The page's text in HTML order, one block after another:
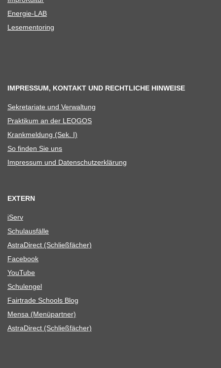
Ener­­gie-LAB
Lese­men­to­ring
IMPRESSUM, KONTAKT UND RECHTLICHE HINWEISE
Sekre­ta­riate und Verwaltung
Prak­ti­kum an der LEOGOS
Krank­mel­dung (Sek. I)
So fin­den Sie uns
Impres­sum und Datenschutzerklärung
EXTERN
iServ
Schul­aus­fälle
Astra­Di­rect (Schließ­fä­cher)
Face­book
You­Tube
Schul­en­gel
Fair­trade Schools Blog
Mensa (Menü­part­ner)
Astra­Di­rect (Schließ­fä­cher)